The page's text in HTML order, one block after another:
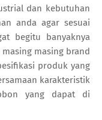
dan kebutuhan
anda agar sesuai
begitu banyaknya
masing brand
produk yang
karakteristik
yang dapat di